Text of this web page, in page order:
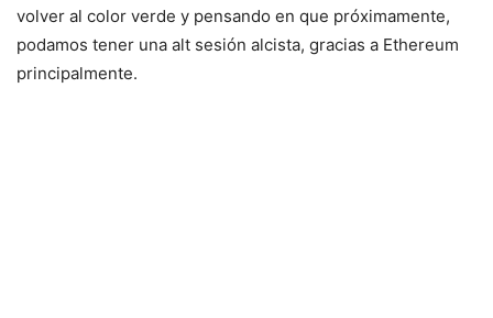
volver al color verde y pensando en que próximamente,
podamos tener una alt sesión alcista, gracias a Ethereum
principalmente.